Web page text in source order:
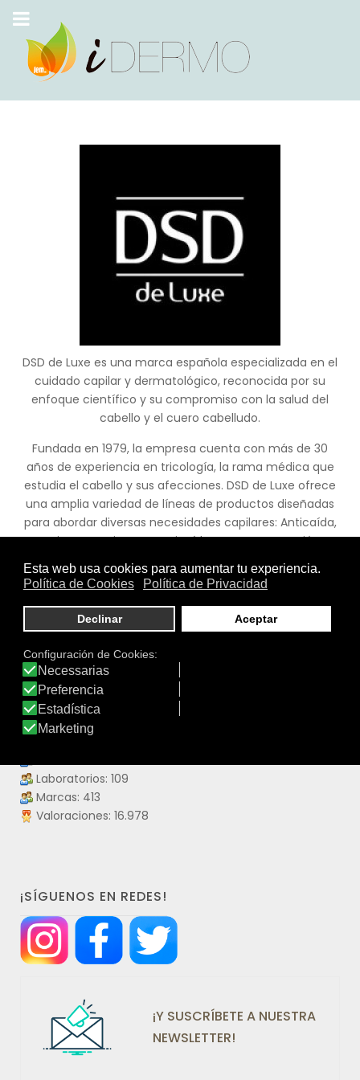
DSD de Luxe es una marca española especializada en el
cuidado capilar y dermatológico, reconocida por su
enfoque científico y su compromiso con la salud del
cabello y el cuero cabelludo.
Fundada en 1979, la empresa cuenta con más de 30
años de experiencia en tricología, la rama médica que
estudia el cabello y sus afecciones.​ DSD de Luxe ofrece
una amplia variedad de líneas de productos diseñadas
para abordar diversas necesidades capilares: Anticaída,
Antigrasa Anticaspa, Anticaída y Reestructuración,
Reestructuración, Suplementos capilares, Anticaída y
Redensificación, junto a otras gamas de productos
DATOS IDERMO
Laboratorios: 109
Marcas: 413
Valoraciones: 16.978
¡SÍGUENOS EN REDES!
¡Y SUSCRÍBETE A NUESTRA
NEWSLETTER!